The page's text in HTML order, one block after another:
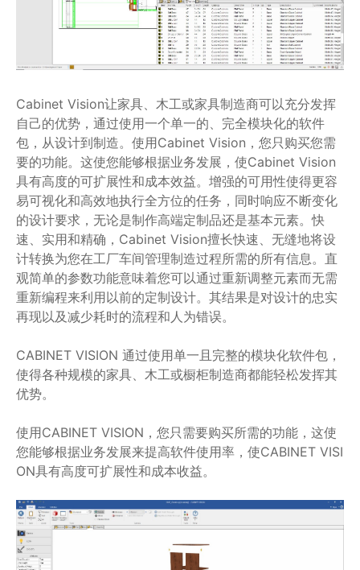
Cabinet Vision让家具、木工或家具制造商可以充分发挥
自己的优势，通过使用一个单一的、完全模块化的软件
包，从设计到制造。使用Cabinet Vision，您只购买您需
要的功能。这使您能够根据业务发展，使Cabinet Vision
具有高度的可扩展性和成本效益。增强的可用性使得更容
易可视化和高效地执行全方位的任务，同时响应不断变化
的设计要求，无论是制作高端定制品还是基本元素。快
速、实用和精确，Cabinet Vision擅长快速、无缝地将设
计转换为您在工厂车间管理制造过程所需的所有信息。直
观简单的参数功能意味着您可以通过重新调整元素而无需
重新编程来利用以前的定制设计。其结果是对设计的忠实
再现以及减少耗时的流程和人为错误。
CABINET VISION 通过使用单一且完整的模块化软件包，
使得各种规模的家具、木工或橱柜制造商都能轻松发挥其
优势。
使用CABINET VISION，您只需要购买所需的功能，这使
您能够根据业务发展来提高软件使用率，使CABINET VISI
ON具有高度可扩展性和成本收益。